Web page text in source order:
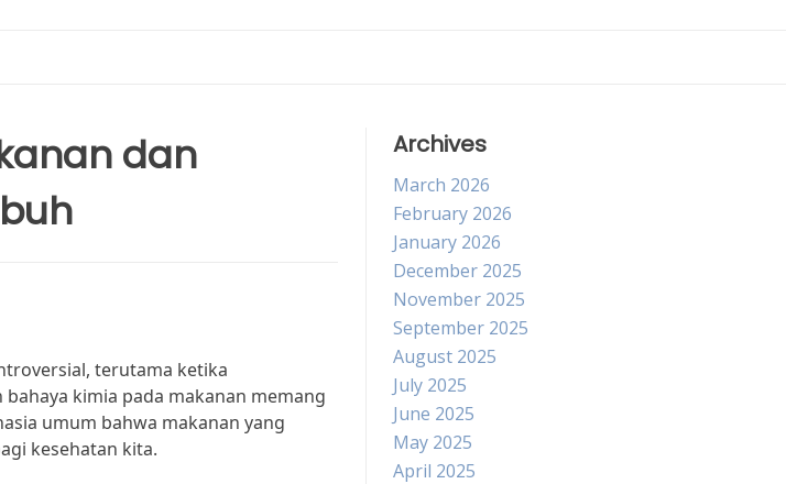
dan
terutama ketika
kimia pada makanan memang
umum bahwa makanan yang
kesehatan kita.
Archives
March 2026
February 2026
January 2026
December 2025
November 2025
September 2025
August 2025
July 2025
June 2025
May 2025
April 2025